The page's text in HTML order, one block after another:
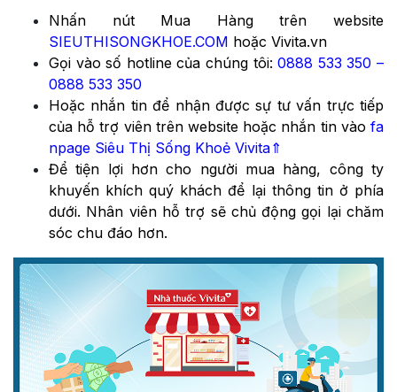
Nhấn nút Mua Hàng trên website
SIEUTHISONGKHOE.COM hoặc Vivita.vn
Gọi vào số hotline của chúng tôi:0888 533 350 –
0888 533 350
Hoặc nhắn tin để nhận được sự tư vấn trực tiếp
của hỗ trợ viên trên website hoặc nhắn tin vào fa
npage Siêu Thị Sống Khoẻ Vivita⇑
Để tiện lợi hơn cho người mua hàng, công ty
khuyến khích quý khách để lại thông tin ở phía
dưới. Nhân viên hỗ trợ sẽ chủ động gọi lại chăm
sóc chu đáo hơn.